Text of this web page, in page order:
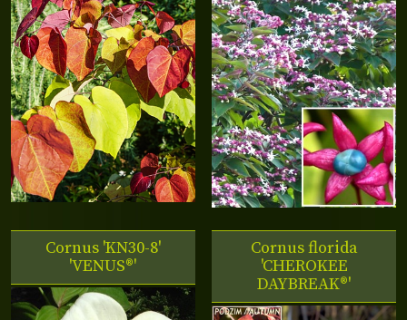
Cornus 'KN30-8'
'VENUS®'
Cornus florida
'CHEROKEE
DAYBREAK®'